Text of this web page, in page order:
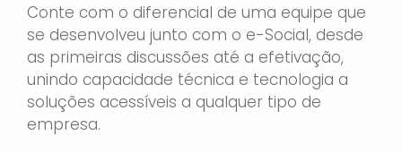
Conte com o diferencial de uma equipe que
se desenvolveu junto com o e-Social, desde
as primeiras discussões até a efetivação,
unindo capacidade técnica e tecnologia a
soluções acessíveis a qualquer tipo de
empresa.